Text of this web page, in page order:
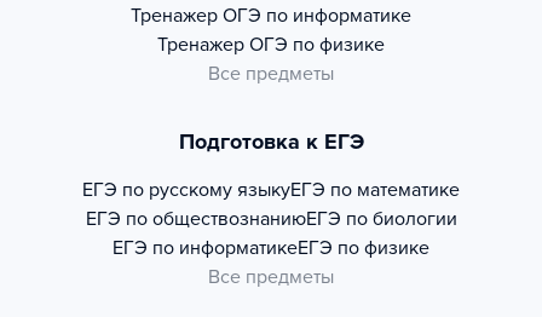
Тренажер ОГЭ по информатике
Тренажер ОГЭ по физике
Все предметы
Подготовка к ЕГЭ
ЕГЭ по русскому языкуЕГЭ по математике
ЕГЭ по обществознаниюЕГЭ по биологии
ЕГЭ по информатикеЕГЭ по физике
Все предметы